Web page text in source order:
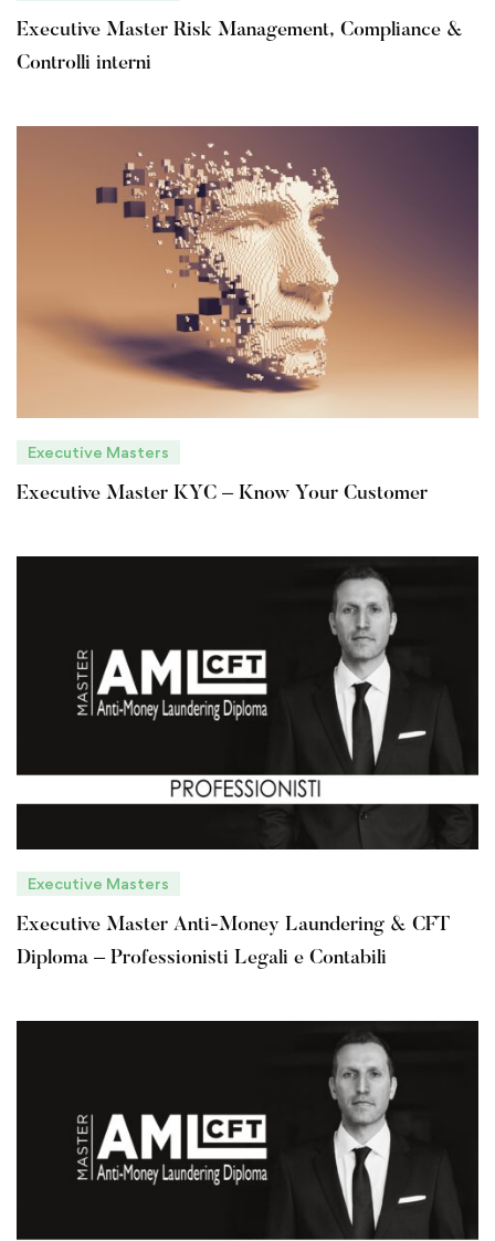
Executive Master Risk Management, Compliance &
Controlli interni
Executive Masters
Executive Master KYC – Know Your Customer
Executive Masters
Executive Master Anti-Money Laundering & CFT
Diploma – Professionisti Legali e Contabili